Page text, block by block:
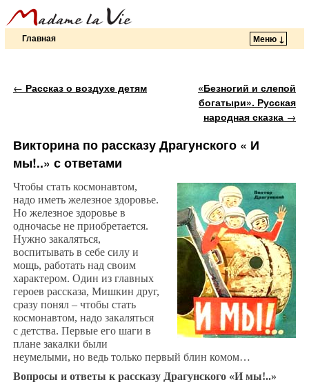
Главная Меню ↓
Навигация по записям
← Рассказ о воздухе детям
«Безногий и слепой
богатыри». Русская
народная сказка →
Викторина по рассказу Драгунского « И
мы!..» с ответами
Чтобы стать космонавтом,
надо иметь железное здоровье.
Но железное здоровье в
одночасье не приобретается.
Нужно закаляться,
воспитывать в себе силу и
мощь, работать над своим
характером. Один из главных
героев рассказа, Мишкин друг,
сразу понял – чтобы стать
космонавтом, надо закаляться
с детства. Первые его шаги в
плане закалки были
неумелыми, но ведь только первый блин комом…
Вопросы и ответы к рассказу Драгунского «И мы!..»